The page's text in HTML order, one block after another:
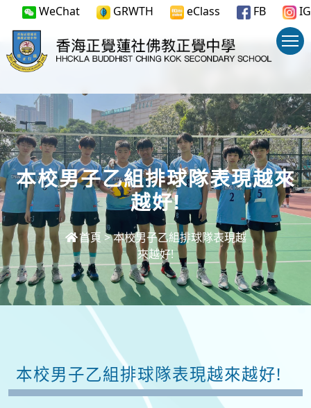
WeChat GRWTH eClass FB IG
本校男子乙組排球隊表現越來
越好!
首頁 >本校男子乙組排球隊表現越
來越好!
本校男子乙組排球隊表現越來越好!